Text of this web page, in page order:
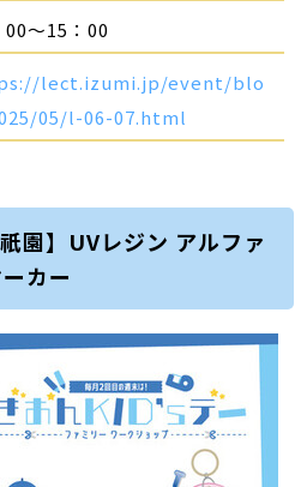
00～15：00
lect.izumi.jp/event/blo
05/l-06-07.html
園】UVレジン アルファ
カー